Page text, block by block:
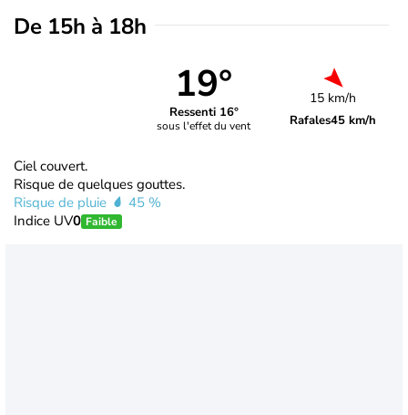
De 15h à 18h
19°
Ressenti 16°
sous l'effet du vent
15 km/h
Rafales45 km/h
Ciel couvert.
Risque de quelques gouttes.
Risque de pluie
45 %
Indice UV0 Faible